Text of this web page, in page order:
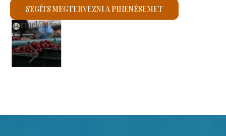
SEGÍTS MEGTERVEZNI A PIHENÉSEMET
Szent László Római Katolikus Templom
Megnézem